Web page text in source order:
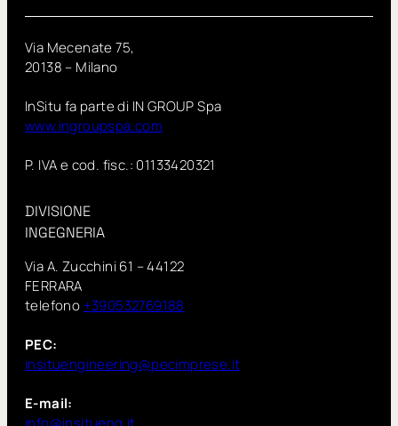
Via Mecenate 75,
20138 – Milano
InSitu fa parte di IN GROUP Spa
www.ingroupspa.com
P. IVA e cod. fisc.: 01133420321
DIVISIONE
INGEGNERIA
Via A. Zucchini 61 – 44122
FERRARA
telefono +390532769188
PEC:
insituengineering@pecimprese.it
E-mail: